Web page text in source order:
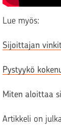
Lue myös:
Sijoittajan
Pystyykö
Miten aloittaa
Artikkeli on